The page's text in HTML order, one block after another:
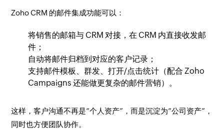
Zoho CRM 的邮件集成功能可以：
将销售的邮箱与 CRM 对接，在 CRM 内直接收发邮
件；
自动将邮件归档到对应的客户记录；
支持邮件模板、群发、打开/点击统计（配合 Zoho
Campaigns 还能做更复杂的邮件营销）。
这样，客户沟通不再是“个人资产”，而是沉淀为“公司资产”，
同时也方便团队协作。